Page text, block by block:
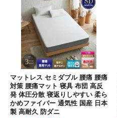
マットレス セミダブル 腰痛 腰痛
対策 腰痛マット 寝具 布団 高反
発 体圧分散 寝返りしやすい 柔ら
かめファイバー 通気性 国産 日本
製 高耐久 防ダニ